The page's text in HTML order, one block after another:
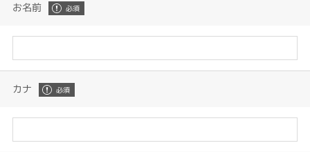
お名前
カナ